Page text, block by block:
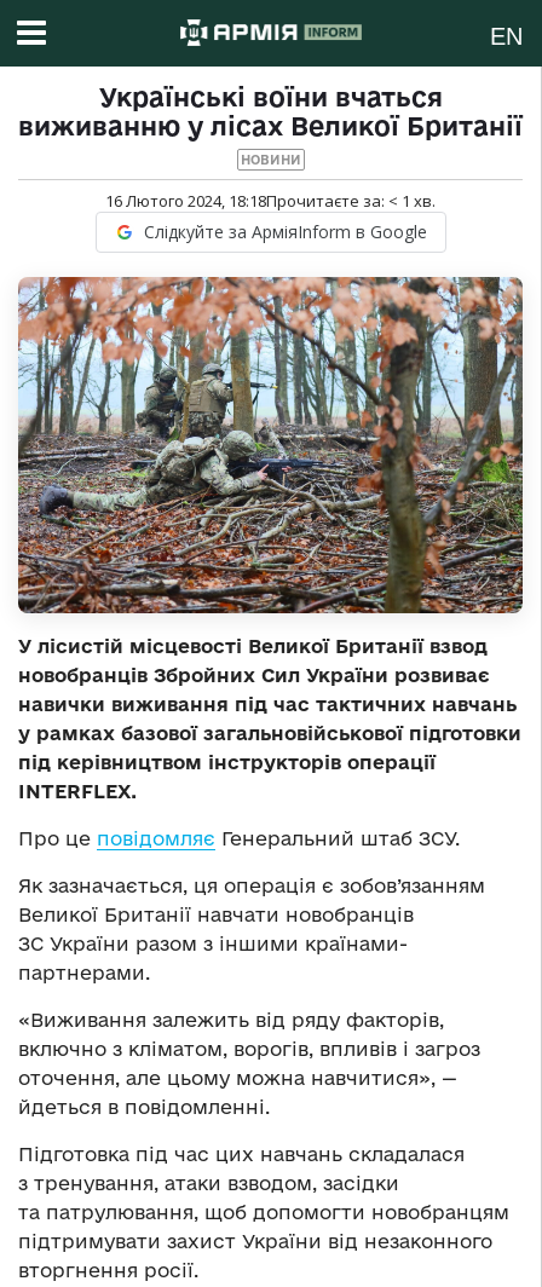
EN
Українські воїни вчаться
виживанню у лісах Великої Британії
НОВИНИ
16 Лютого 2024, 18:18Прочитаєте за: < 1 хв.
Слідкуйте за АрміяInform в Google
У лісистій місцевості Великої Британії взвод
новобранців Збройних Сил України розвиває
навички виживання під час тактичних навчань
у рамках базової загальновійськової підготовки
під керівництвом інструкторів операції
INTERFLEX.
Про це повідомляє Генеральний штаб ЗСУ.
Як зазначається, ця операція є зобов’язанням
Великої Британії навчати новобранців
ЗС України разом з іншими країнами-
партнерами.
«Виживання залежить від ряду факторів,
включно з кліматом, ворогів, впливів і загроз
оточення, але цьому можна навчитися», —
йдеться в повідомленні.
Підготовка під час цих навчань складалася
з тренування, атаки взводом, засідки
та патрулювання, щоб допомогти новобранцям
підтримувати захист України від незаконного
вторгнення росії.